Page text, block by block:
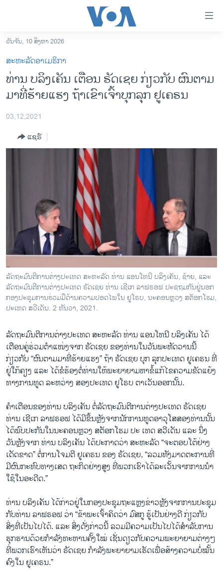
ເຂົ້າ
ຫາ
ຂ້າມ
ຂ້າມ
ຂ້າມ
ຫາ
ລາວ
ອາເມຣິກາ
ການເລືອກຕັ້ງ ປະທານາທີບໍດີ ສະຫະລັດ 2024
ຂ່າວ​ຈີນ
ໂລກ
ອິດສະຫຼະພາບດ້ານການຂ່າວ
ຊີວິດຊາວລາວ
ຊຸມຊົນຊາວລາວ
ວິທະຍາສາດ-ເທັກໂນໂລຈີ
ທຸລະກິດ
ພາສາອັງກິດ
ວີດີໂອ
ສຽງ
ລາຍງານ
ຕິດຕາມພວກເຮົາ ທີ່
ພາສາຕ່າງໆ
ວັນຈັນ, 10 ສິງຫາ 2026
ສະຫະລັດອາເມຣິກາ
ທ່ານ ບລິງເຄັນ ເຕືອນ ຣັດເຊຍ ກ່ຽວກັບ ຜົນຕາມ
ມາທີ່ຮ້າຍແຮງ ຖ້າເຂົາເຈົ້າບຸກລຸກ ຢູເຄຣນ
03,12,2021
ແຊຣ໌
ລັດຖະມົນຕີການຕ່າງປະເທດ ສະຫະລັດ ທ່ານ ແອນໂທນີ ບລິງເຄັນ, ຊ້າຍ, ແລະ
ລັດຖະມົນຕີການຕ່າງປະເທດ ຣັດເຊຍ ທ່ານ ເຊີເກ ລາຟຣອຟ ປະຊຖມກັນຢູ່ນອກ
ກອງປະຊຸມການຮ່ວມມືດ້ານຄວາມປອດໄພໃນ ຢູໂຣບ, ນະຄອນຫຼວງ ສຕັອກໂຮມ,
ປະເທດ ສວີເດັນ. 2 ທັນວາ, 2021.
ລັດຖະມົນຕີການຕ່າງປະເທດ ສະຫະລັດ ທ່ານ ແອນໂທນີ ບລິງເຄັນ ໄດ້
ເຕືອນຄູ່ຮ່ວມຕຳແໜ່ງຈາກ ຣັດເຊຍ ຂອງທ່ານໃນວັນພະຫັດວານນີ້
ກ່ຽວກັບ “ຜົນຕາມມາທີ່ຮ້າຍແຮງ” ຖ້າ ຣັດເຊຍ ບຸກ ລຸກປະເທດ ຢູເຄຣນ ທີ່
ຢູ່ໃກ້ຄຽງ ແລະ ໄດ້ຂໍຮ້ອງຕໍ່ທ່ານໃຫ້ພະຍາຍາມຫາຂໍ້ແກ້ໄຂຄວາມຂັດແຍ້ງ
ທາງການທູດ ລະຫວ່າງ ສອງປະເທດ ຢູໂຣບ ຕາເວັນອອກນັ້ນ.
ຄຳເຕືອນຂອງທ່ານ ບລິງເຄັນ ຕໍ່ລັດຖະມົນຕີການຕ່າງປະເທດ ຣັດເຊຍ
ທ່ານ ເຊີເກ ລາຟຣອຟ ໄດ້ມີຂຶ້ນຫຼັງຈາກນັກການທູດອາວຸໂສສອງທ່ານນັ້ນ
ໄດ້ພົບປະກັນໃນນະຄອນຫຼວງ ສຕັອກໂຮມ ປະ ເທດ ສວີເດັນ ແລະ ນຶ່ງ
ວັນຫຼັງຈາກ ທ່ານ ບລິງເຄັນ ໄດ້ປະກາດວ່າ ສະຫະລັດ “ຈະຕອບໂຕ້ຢ່າງ
ເດັດຂາດ” ຕໍ່ການໂຈມຕີ ຢູເຄຣນ ຂອງ ຣັດເຊຍ, “ລວມທັງມາດຕະການທີ່
ມີຜົນກະທົບທາງເສດ ຖະກິດຢ່າງສູງ ທີ່ພວກເຮົາໄດ້ລະ​ເວັ້ນຈາກການນຳ
ໃຊ້ໃນອະດີດ.”
ທ່ານ ບລິງເຄັນ ໄດ້ກ່າວຢູ່ໃນກອງປະຊຸມຖະແຫຼງຂ່າວຫຼັງຈາກການປະຊຸມ
ກັບທ່ານ ລາຟຣອຟ ວ່າ “ຂ້າພະເຈົ້າຄິດວ່າ ມົສກູ ຮູ້ເປັນຢ່າງດີ ກ່ຽວກັບ
ສິ່ງທີ່ເປັນໄປໄດ້. ແລະ ສິ່ງດັ່ງກ່າວນີ້ ລວມມີຄວາມເປັນໄປໄດ້ສຳລັບການ
ຮຸກຮານດ້ວຍກຳລັງທະຫານຄັ້ງໃໝ່ ເຊັ່ນດຽວກັບຄວາມພະຍາຍາມຕ່າງໆ
ທີ່ພວກເຮົາເຫັນວ່າ ຣັດເຊຍ ກຳລັງພະຍາຍາມເຮັດເພື່ອສ້າງຄວາມບໍ່ໝັ້ນ
ຄົງໃນ ຢູເຄຣນ.”